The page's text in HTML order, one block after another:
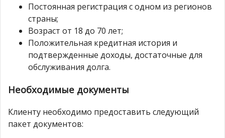
Постоянная регистрация с одном из регионов
страны;
Возраст от 18 до 70 лет;
Положительная кредитная история и
подтвержденные доходы, достаточные для
обслуживания долга.
Необходимые документы
Клиенту необходимо предоставить следующий
пакет документов: